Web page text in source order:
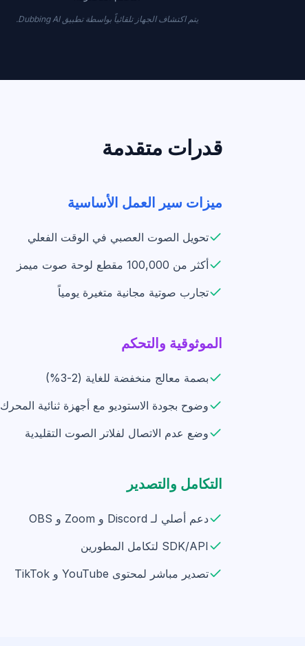
يتم اكتشاف الجهاز تلقائياً بواسطة تطبيق Dubbing AI.
قدرات متقدمة
ميزات سير العمل الأساسية
تحويل الصوت العصبي في الوقت الفعلي
أكثر من 100,000 مقطع لوحة صوت ميمز
تجارب صوتية مجانية متغيرة يومياً
الموثوقية والتحكم
بصمة معالج منخفضة للغاية (2-3%)
وضوح بجودة الاستوديو مع أجهزة ثنائية المحرك
وضع عدم الاتصال لفلاتر الصوت التقليدية
التكامل والتصدير
دعم أصلي لـ Discord و Zoom و OBS
SDK/API لتكامل المطورين
تصدير مباشر لمحتوى YouTube و TikTok